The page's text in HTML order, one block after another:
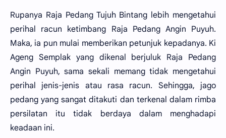
Rupanya Raja Pedang Tujuh Bintang lebih mengetahui
perihal racun ketimbang Raja Pedang Angin Puyuh.
Maka, ia pun mulai memberikan petunjuk kepadanya. Ki
Ageng Semplak yang dikenal berjuluk Raja Pedang
Angin Puyuh, sama sekali memang tidak mengetahui
perihal jenis-jenis atau rasa racun. Sehingga, jago
pedang yang sangat ditakuti dan terkenal dalam rimba
persilatan itu tidak berdaya dalam menghadapi
keadaan ini.